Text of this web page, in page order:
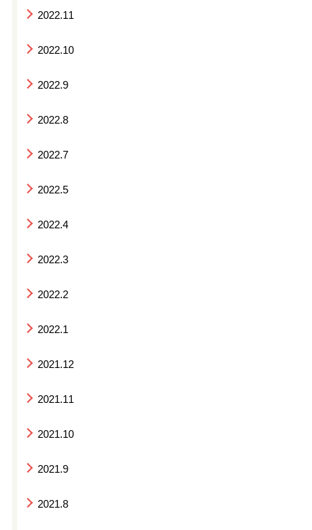
2022.11
2022.10
2022.9
2022.8
2022.7
2022.5
2022.4
2022.3
2022.2
2022.1
2021.12
2021.11
2021.10
2021.9
2021.8